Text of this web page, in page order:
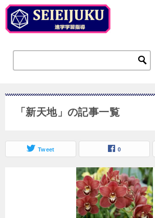
「新天地」の記事一覧
Tweet 0